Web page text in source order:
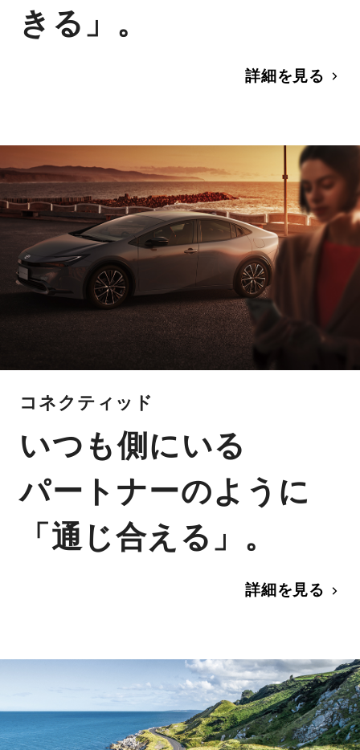
きる」。
詳細を見る
コネクティッド
いつも側にいる
パートナーのように
「通じ合える」。
詳細を見る